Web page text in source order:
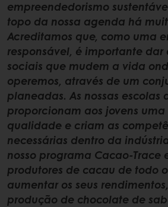
empreendedorismo
topo da nossa agenda há
Acreditamos que, como uma
responsável, é importante dar
sociais que mudem a vida
operemos, através de um
planeadas. As nossas
proporcionam aos jovens
qualidade e criam as
necessárias dentro da
nosso programa Cacao-Trace
produtores de cacau de todo
aumentar os seus
produção de chocolate de